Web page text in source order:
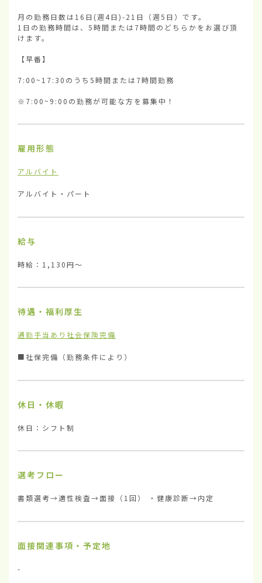
月の勤務日数は16日(週4日)-21日（週5日）です。
1日の勤務時間は、5時間または7時間のどちらかをお選び頂
けます。
【早番】
7:00~17:30のうち5時間または7時間勤務
※7:00~9:00の勤務が可能な方を募集中！
雇用形態
アルバイト
アルバイト・パート
給与
時給：1,130円〜
待遇・福利厚生
通勤手当あり 社会保険完備
■社保完備（勤務条件により）
休日・休暇
休日：シフト制
選考フロー
書類選考→適性検査→面接（1回） ・健康診断→内定
面接関連事項・予定地
-